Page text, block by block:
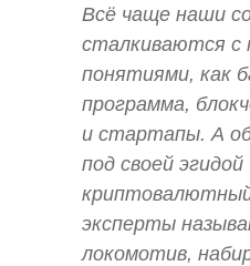
Всё чаще наши
сталкиваются с
понятиями, как
программа,
и стартапы. А
под своей эгидой
эксперты
локомотив,